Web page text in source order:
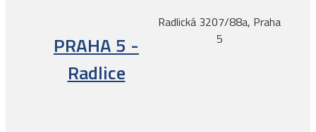
PRAHA 5 -
Radlice
Radlická 3207/88a, Praha
5